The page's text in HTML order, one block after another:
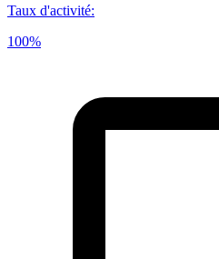
Taux d'activité:
100%